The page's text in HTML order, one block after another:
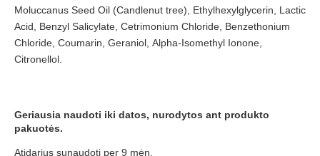
Moluccanus Seed Oil (Candlenut tree), Ethylhexylglycerin, Lactic
Acid, Benzyl Salicylate, Cetrimonium Chloride Benzethonium
Chloride, Coumarin, Geraniol, Alpha-Isomethyl Ionone,
Citronellol.
Geriausia naudoti iki datos, nurodytos ant produkto
pakuotės.
Atidarius sunaudoti per 9 mėn.